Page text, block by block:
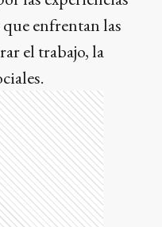
enfrentan las
el trabajo, la